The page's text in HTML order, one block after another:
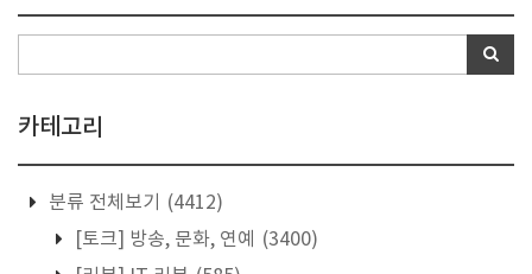
카테고리
분류 전체보기
(4412)
[토크] 방송, 문화, 연예
(3400)